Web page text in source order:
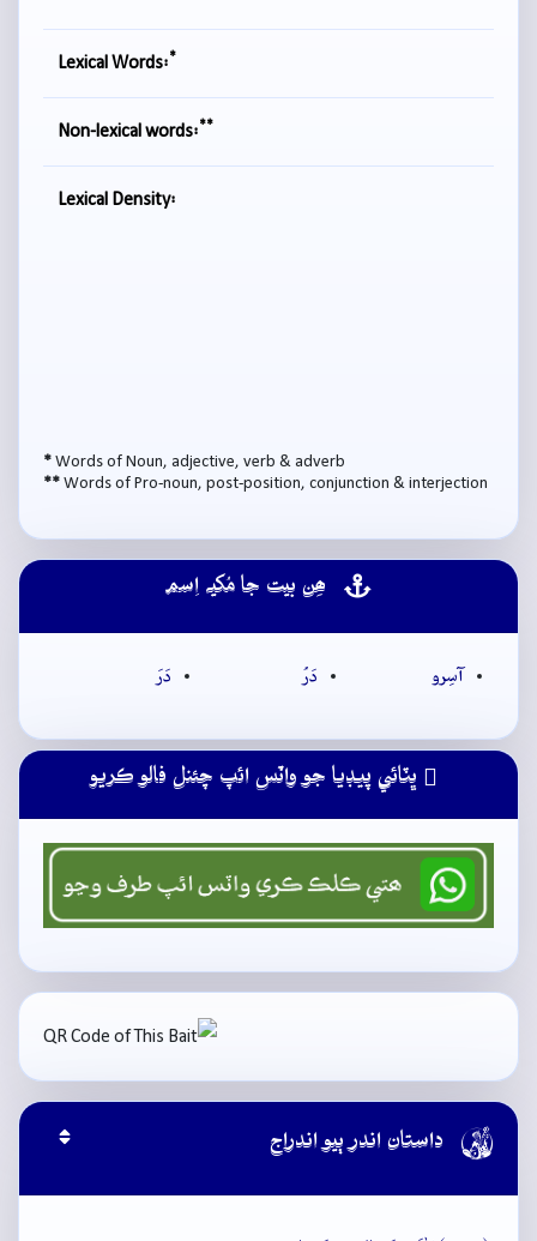
Lexical Words:*
Non-lexical words:**
Lexical Density:
* Words of Noun, adjective, verb & adverb
** Words of Pro-noun, post-position, conjunction & interjection
ھِن بيت جا مُکيہ اِسم
آسِرو دَرُ دَرَ
ڀٽائي پيڊيا جو واٽس ائپ چئنل فالو ڪريو
 داستان اندر ٻيو اندراج